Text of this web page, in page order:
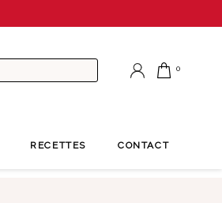
RECETTES CONTACT